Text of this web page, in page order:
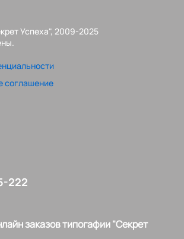
Успеха", 2009-2025
соглашение
222
заказов типогафии "Секрет